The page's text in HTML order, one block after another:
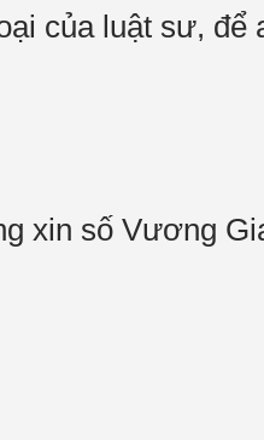
của luật sư, để
xin số Vương